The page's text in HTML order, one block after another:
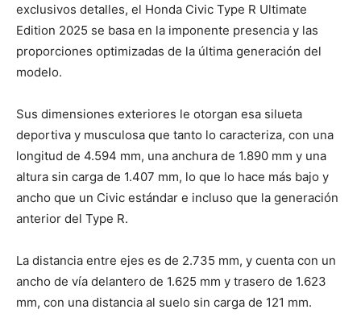
exclusivos detalles, el Honda Civic Type R Ultimate
Edition 2025 se basa en la imponente presencia y las
proporciones optimizadas de la última generación del
modelo.
Sus dimensiones exteriores le otorgan esa silueta
deportiva y musculosa que tanto lo caracteriza, con una
longitud de 4.594 mm, una anchura de 1.890 mm y una
altura sin carga de 1.407 mm, lo que lo hace más bajo y
ancho que un Civic estándar e incluso que la generación
anterior del Type R.
La distancia entre ejes es de 2.735 mm, y cuenta con un
ancho de vía delantero de 1.625 mm y trasero de 1.623
mm, con una distancia al suelo sin carga de 121 mm.